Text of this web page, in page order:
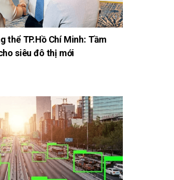
thể TP.Hồ Chí Minh: Tầm
siêu đô thị mới